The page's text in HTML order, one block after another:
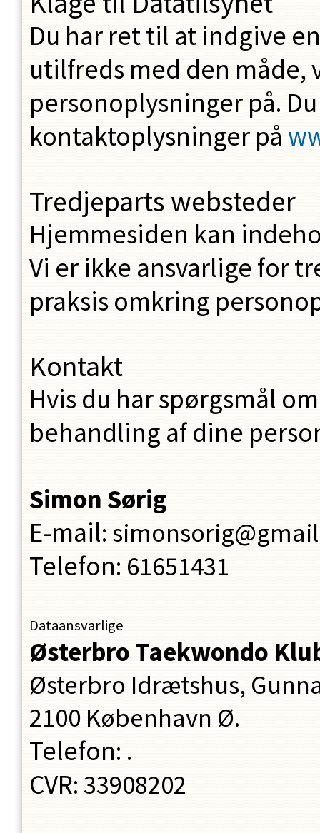
Du har ret til at indgive
utilfreds med den måde,
personoplysninger på.
kontaktoplysninger på
Tredjeparts websteder
Hjemmesiden kan
Vi er ikke ansvarlige for
praksis omkring
Kontakt
Hvis du har spørgsmål
behandling af dine
Simon Sørig
E-mail:
Telefon: 61651431
Dataansvarlige
Østerbro Taekwondo
Østerbro Idrætshus,
2100 København Ø.
Telefon: .
CVR:33908202